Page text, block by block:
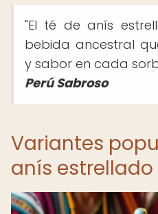
"El té de anís
bebida ancestral
y sabor en cada
Perú Sabroso
Variantes
anís estrellado